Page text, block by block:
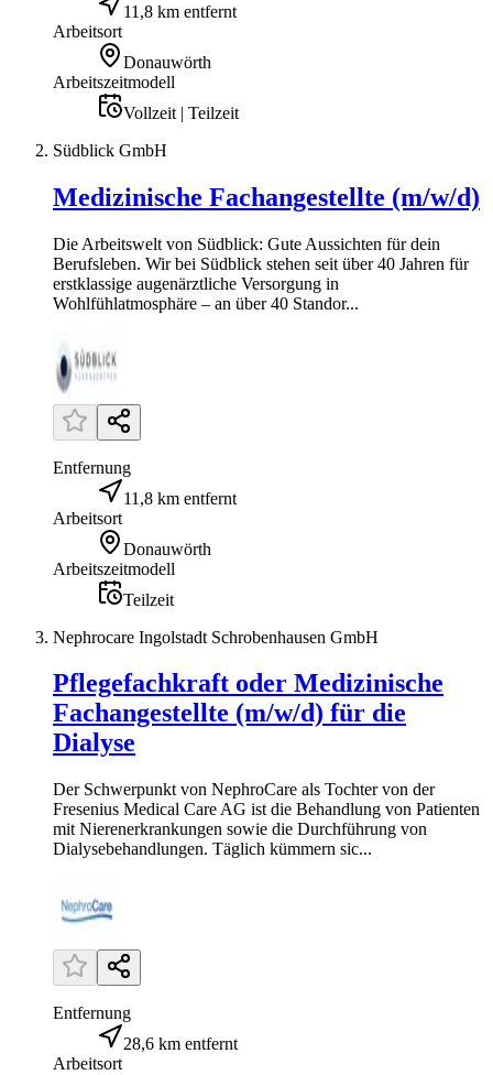
11,8 km entfernt
Arbeitsort
Donauwörth
Arbeitszeitmodell
Vollzeit | Teilzeit
Südblick GmbH
Medizinische Fachangestellte (m/w/d)
Die Arbeitswelt von Südblick: Gute Aussichten für dein
Berufsleben. Wir bei Südblick stehen seit über 40 Jahren für
erstklassige augenärztliche Versorgung in
Wohlfühlatmosphäre – an über 40 Standor...
Entfernung
11,8 km entfernt
Arbeitsort
Donauwörth
Arbeitszeitmodell
Teilzeit
Nephrocare Ingolstadt Schrobenhausen GmbH
Pflegefachkraft oder Medizinische
Fachangestellte (m/w/d) für die
Dialyse
Der Schwerpunkt von NephroCare als Tochter von der
Fresenius Medical Care AG ist die Behandlung von Patienten
mit Nierenerkrankungen sowie die Durchführung von
Dialysebehandlungen. Täglich kümmern sic...
Entfernung
28,6 km entfernt
Arbeitsort